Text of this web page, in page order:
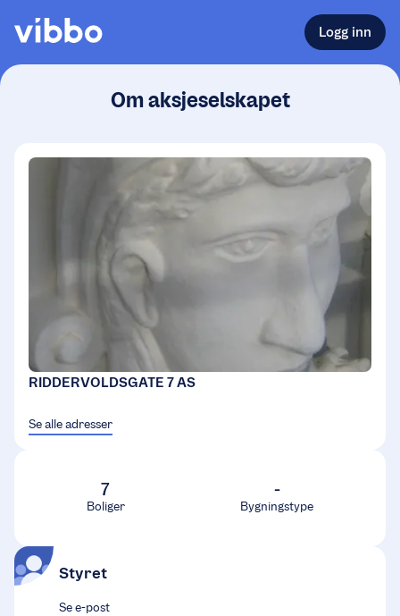
Logg inn
Om aksjeselskapet
RIDDERVOLDSGATE 7 AS
Se alle adresser
7
Boliger
-
Bygningstype
Styret
Se e-post